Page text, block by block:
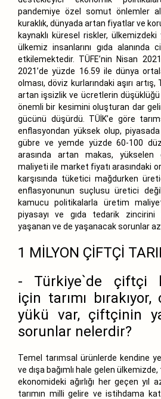
pandemiye özel somut önlemler
kuraklık, dünyada artan fiyatlar ve
kaynaklı küresel riskler, ülkemizdeki
ülkemiz insanlarını gıda alanında
etkilemektedir. TÜFE’nin Nisan
2021’de yüzde 16.59 ile dünya
olması, döviz kurlarındaki aşırı artış,
artan işsizlik ve ücretlerin
önemli bir kesimini oluşturan dar
gücünü düşürdü. TÜİK’e göre
enflasyondan yüksek olup,
gübre ve yemde yüzde 60-100
arasında artan makas,
maliyeti ile market fiyatı arasındaki
karşısında tüketici mağdurken
enflasyonunun suçlusu üretici
kamucu politikalarla üretim
piyasayı ve gıda tedarik
yaşanan ve de yaşanacak sorunlar
1 MİLYON ÇİFTÇİ
- Türkiye`de çiftçi
için tarımı
yükü var, çiftçinin
sorunlar nelerdir?
Temel tarımsal ürünlerde kendine
ve dışa bağımlı hale gelen
ekonomideki ağırlığı her geçen yıl
tarımın milli gelire ve istihdama